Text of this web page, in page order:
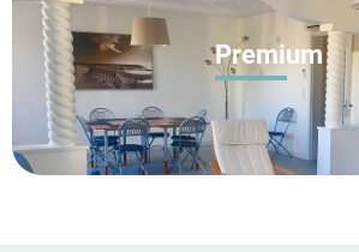
Premium